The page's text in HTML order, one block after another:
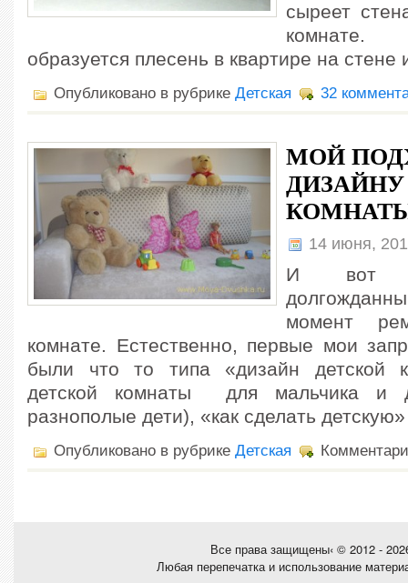
сыреет
комнате.
образуется плесень в квартире на стене
Опубликовано в рубрике Детская 32
МОЙ
14 июня,
И вот
момент
комнате. Естественно, первые мои
были что то типа «дизайн детской
детской комнаты для мальчика и
разнополые дети), «как сделать
Опубликовано в рубрике Детская
Все права защищены‹ © 2012 -
Любая перепечатка и использование